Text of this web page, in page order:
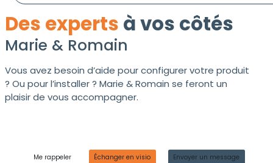
Des experts à vos côtés
Marie & Romain
Vous avez besoin d’aide pour configurer votre produit
? Ou pour l’installer ? Marie & Romain se feront un
plaisir de vous accompagner.
Me rappeler Échanger en visio Envoyer un message